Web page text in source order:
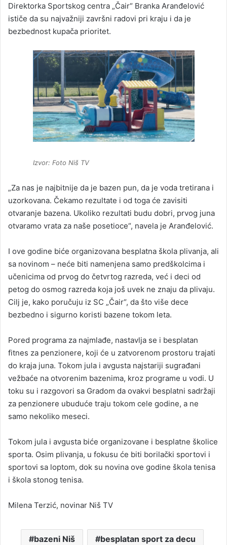
Direktorka Sportskog centra „Čair“ Branka Aranđelović
ističe da su najvažniji završni radovi pri kraju i da je
bezbednost kupača prioritet.
Izvor: Foto Niš TV
„Za nas je najbitnije da je bazen pun, da je voda tretirana i
uzorkovana. Čekamo rezultate i od toga će zavisiti
otvaranje bazena. Ukoliko rezultati budu dobri, prvog juna
otvaramo vrata za naše posetioce“, navela je Aranđelović.
I ove godine biće organizovana besplatna škola plivanja, ali
sa novinom – neće biti namenjena samo predškolcima i
učenicima od prvog do četvrtog razreda, već i deci od
petog do osmog razreda koja još uvek ne znaju da plivaju.
Cilj je, kako poručuju iz SC „Čair“, da što više dece
bezbedno i sigurno koristi bazene tokom leta.
Pored programa za najmlađe, nastavlja se i besplatan
fitnes za penzionere, koji će u zatvorenom prostoru trajati
do kraja juna. Tokom jula i avgusta najstariji sugrađani
vežbaće na otvorenim bazenima, kroz programe u vodi. U
toku su i razgovori sa Gradom da ovakvi besplatni sadržaji
za penzionere ubuduće traju tokom cele godine, a ne
samo nekoliko meseci.
Tokom jula i avgusta biće organizovane i besplatne školice
sporta. Osim plivanja, u fokusu će biti borilački sportovi i
sportovi sa loptom, dok su novina ove godine škola tenisa
i škola stonog tenisa.
Milena Terzić, novinar Niš TV
bazeni Niš besplatan sport za decu